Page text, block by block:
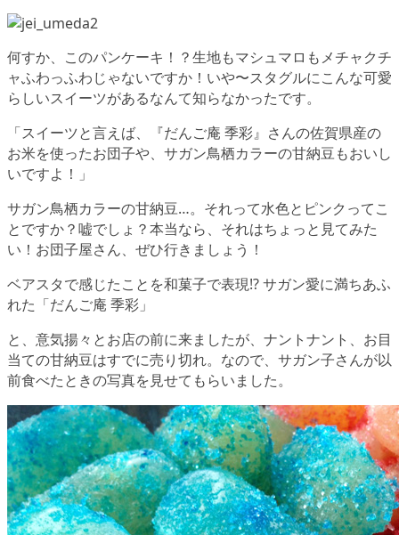
何すか、このパンケーキ！？生地もマシュマロもメチャクチ
ャふわっふわじゃないですか！いや〜スタグルにこんな可愛
らしいスイーツがあるなんて知らなかったです。
「スイーツと言えば、『だんご庵 季彩』さんの佐賀県産の
お米を使ったお団子や、サガン鳥栖カラーの甘納豆もおいし
いですよ！」
サガン鳥栖カラーの甘納豆…。それって水色とピンクってこ
とですか？嘘でしょ？本当なら、それはちょっと見てみた
い！お団子屋さん、ぜひ行きましょう！
ベアスタで感じたことを和菓子で表現!? サガン愛に満ちあふ
れた「だんご庵 季彩」
と、意気揚々とお店の前に来ましたが、ナントナント、お目
当ての甘納豆はすでに売り切れ。なので、サガン子さんが以
前食べたときの写真を見せてもらいました。